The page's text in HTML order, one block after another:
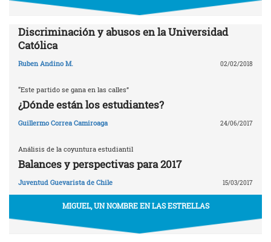
Discriminación y abusos en la Universidad
Católica
Ruben Andino M. 02/02/2018
“Este partido se gana en las calles”
¿Dónde están los estudiantes?
Guillermo Correa Camiroaga 24/06/2017
Análisis de la coyuntura estudiantil
Balances y perspectivas para 2017
Juventud Guevarista de Chile 15/03/2017
MIGUEL, UN NOMBRE EN LAS ESTRELLAS